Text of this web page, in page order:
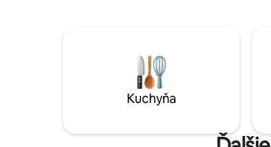
blízkosti. Priateľskí susedia, papagáji,
vačice, kookaburry. Šťastný pes, majiteľ
na mieste. Vyspia sa tu 3 osoby, ale
najpohodlnejšie sa tam vyspia 2.
Kuchyňa